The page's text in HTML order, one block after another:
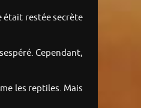
était restée secrète
Cependant,
les reptiles. Mais